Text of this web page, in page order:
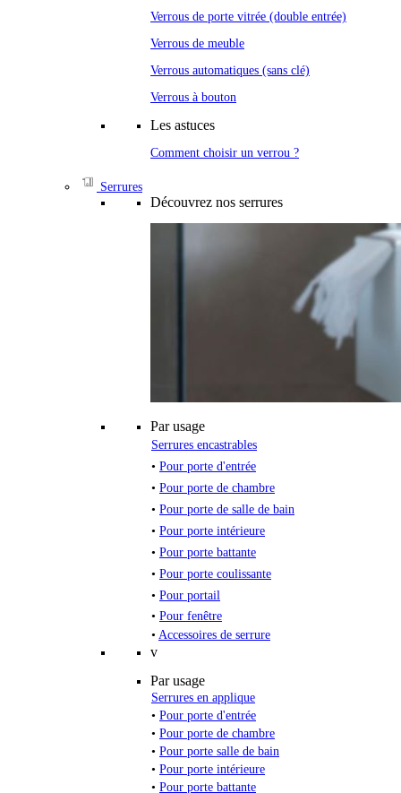
Verrous de porte vitrée (double entrée)
Verrous de meuble
Verrous automatiques (sans clé)
Verrous à bouton
Les astuces
Comment choisir un verrou ?
Serrures
Découvrez nos serrures
Par usage
Serrures encastrables
• Pour porte d'entrée
• Pour porte de chambre
• Pour porte de salle de bain
• Pour porte intérieure
• Pour porte battante
• Pour porte coulissante
• Pour portail
• Pour fenêtre
• Accessoires de serrure
v
Par usage
Serrures en applique
• Pour porte d'entrée
• Pour porte de chambre
• Pour porte salle de bain
• Pour porte intérieure
• Pour porte battante